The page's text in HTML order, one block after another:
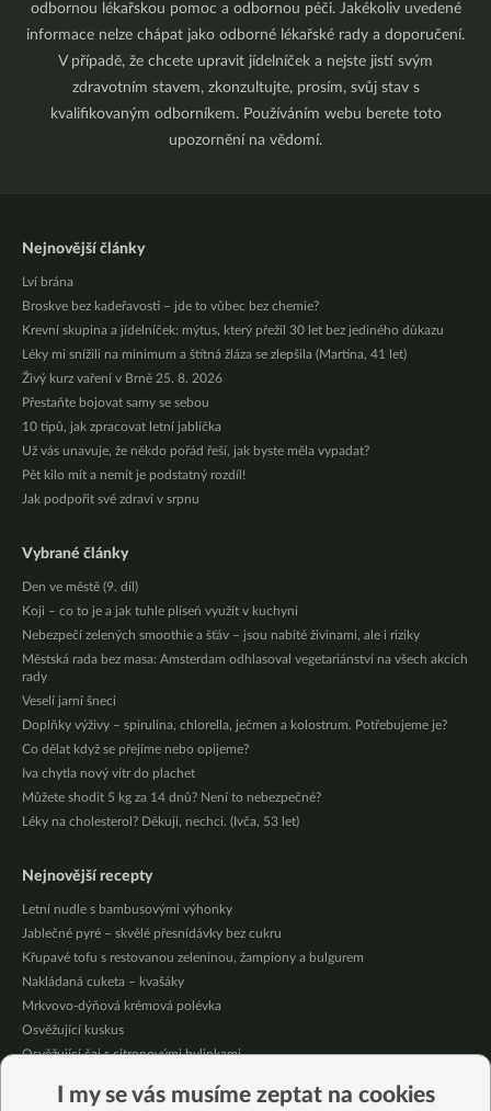
odbornou lékařskou pomoc a odbornou péči. Jakékoliv uvedené
informace nelze chápat jako odborné lékařské rady a doporučení.
V případě, že chcete upravit jídelníček a nejste jistí svým
zdravotním stavem, zkonzultujte, prosím, svůj stav s
kvalifikovaným odborníkem. Používáním webu berete toto
upozornění na vědomí.
Nejnovější články
Lví brána
Broskve bez kadeřavosti – jde to vůbec bez chemie?
Krevní skupina a jídelníček: mýtus, který přežil 30 let bez jediného důkazu
Léky mi snížili na minimum a štítná žláza se zlepšila (Martina, 41 let)
Živý kurz vaření v Brně 25. 8. 2026
Přestaňte bojovat samy se sebou
10 tipů, jak zpracovat letní jablíčka
Už vás unavuje, že někdo pořád řeší, jak byste měla vypadat?
Pět kilo mít a nemít je podstatný rozdíl!
Jak podpořit své zdraví v srpnu
Vybrané články
Den ve městě (9. díl)
Koji – co to je a jak tuhle plíseň využít v kuchyni
Nebezpečí zelených smoothie a šťáv – jsou nabité živinami, ale i riziky
Městská rada bez masa: Amsterdam odhlasoval vegetariánství na všech akcích
rady
Veselí jarní šneci
Doplňky výživy – spirulina, chlorella, ječmen a kolostrum. Potřebujeme je?
Co dělat když se přejíme nebo opijeme?
Iva chytla nový vítr do plachet
Můžete shodit 5 kg za 14 dnů? Není to nebezpečné?
Léky na cholesterol? Děkuji, nechci. (Ivča, 53 let)
Nejnovější recepty
Letní nudle s bambusovými výhonky
Jablečné pyré – skvělé přesnídávky bez cukru
Křupavé tofu s restovanou zeleninou, žampiony a bulgurem
Nakládaná cuketa – kvašáky
Mrkvovo-dýňová krémová polévka
Osvěžující kuskus
Osvěžující čaj s citronovými bylinkami
Čokoládové muffiny s mangovým krémem
I my se vás musíme zeptat na cookies